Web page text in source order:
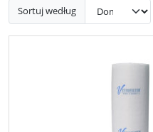
Sortuj według